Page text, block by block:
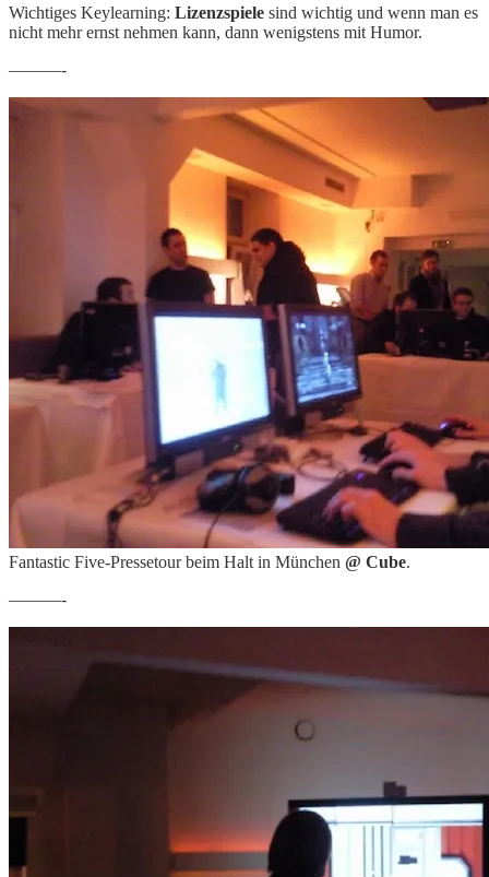
Wichtiges Keylearning: Lizenzspiele sind wichtig und wenn man es
nicht mehr ernst nehmen kann, dann wenigstens mit Humor.
———-
Fantastic Five-Pressetour beim Halt in München @ Cube.
———-